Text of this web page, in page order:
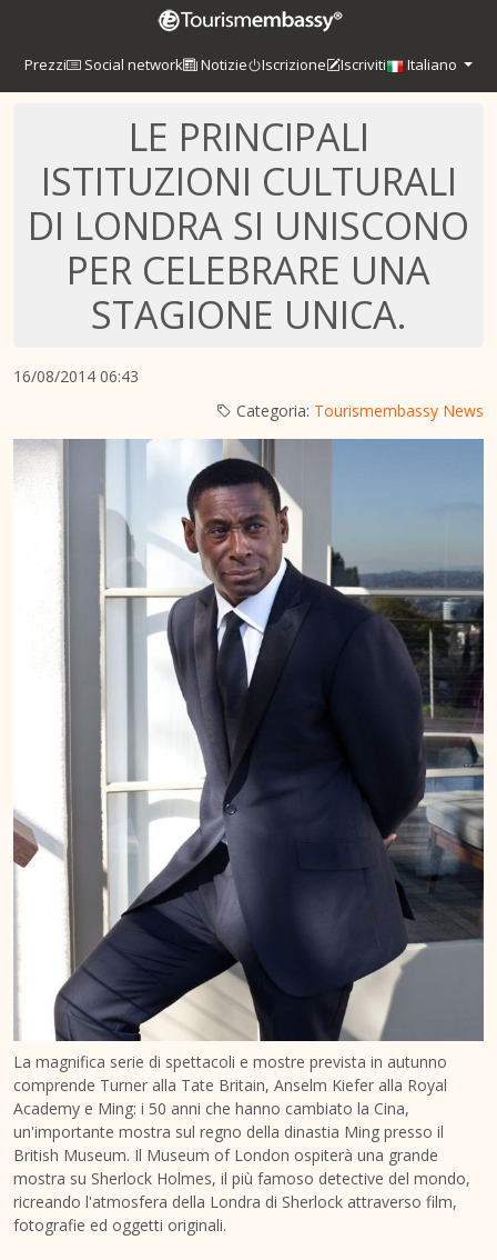
Prezzi Social network Notizie Iscrizione Iscriviti Italiano
LE PRINCIPALI
ISTITUZIONI CULTURALI
DI LONDRA SI UNISCONO
PER CELEBRARE UNA
STAGIONE UNICA.
16/08/2014 06:43
Categoria: Tourismembassy News
La magnifica serie di spettacoli e mostre prevista in autunno
comprende Turner alla Tate Britain, Anselm Kiefer alla Royal
Academy e Ming: i 50 anni che hanno cambiato la Cina,
un'importante mostra sul regno della dinastia Ming presso il
British Museum. Il Museum of London ospiterà una grande
mostra su Sherlock Holmes, il più famoso detective del mondo,
ricreando l'atmosfera della Londra di Sherlock attraverso film,
fotografie ed oggetti originali.